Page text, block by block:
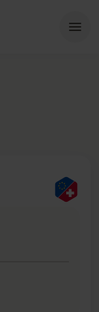
menu